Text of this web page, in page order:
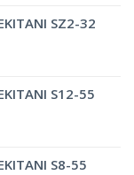
SZ2-32
S12-55
S8-55